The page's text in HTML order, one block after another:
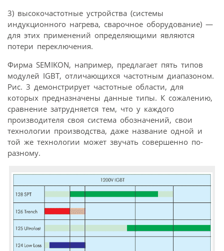
3) высокочастотные устройства (системы
индукционного нагрева, сварочное оборудование) —
для этих применений определяющими являются
потери переключения.
Фирма SEMIKON, например, предлагает пять типов
модулей IGBT, отличающихся частотным диапазоном.
Рис. 3 демонстрирует частотные области, для
которых предназначены данные типы. К сожалению,
сравнение затрудняется тем, что у каждого
производителя своя система обозначений, свои
технологии производства, даже название одной и
той же технологии может звучать совершенно по-
разному.